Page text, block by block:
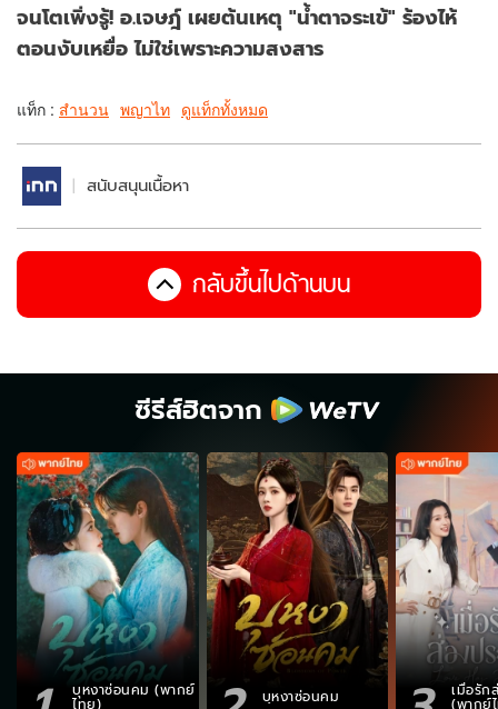
จนโตเพิ่งรู้! อ.เจษฎ์ เผยต้นเหตุ "น้ำตาจระเข้" ร้องไห้
ตอนงับเหยื่อ ไม่ใช่เพราะความสงสาร
แท็ก : สำนวน พญาไท ดูแท็กทั้งหมด
สนับสนุนเนื้อหา
กลับขึ้นไปด้านบน
ซีรีส์ฮิตจาก
บุหงาซ่อนคม (พากย์
ไทย) บุหงาซ่อนคม เมื่อรัก
(พากย์